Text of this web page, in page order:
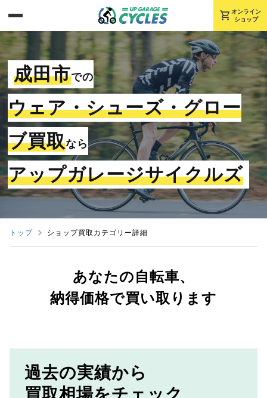
shopping_cart オンライン
ショップ
成田市での
ウェア・シューズ・グロー
ブ買取なら
アップガレージサイクルズ
トップ ショップ買取カテゴリー詳細
あなたの自転車、
納得価格で買い取ります
過去の実績から
買取相場をチェック